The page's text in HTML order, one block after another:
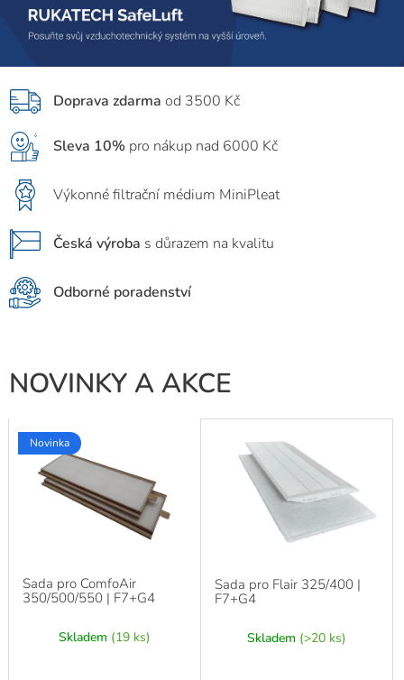
A
T
E
C
H
,
s
.
r
.
o
Doprava zdarma od 3500 Kč
Sleva 10% pro nákup nad 6000 Kč
Výkonné filtrační médium MiniPleat
Česká výroba s důrazem na kvalitu
Odborné poradenství
NOVINKY A AKCE
Novinka
Sada pro ComfoAir
350/500/550 | F7+G4
Skladem (19 ks)
Sada pro Flair 325/400 |
F7+G4
Skladem (>20 ks)